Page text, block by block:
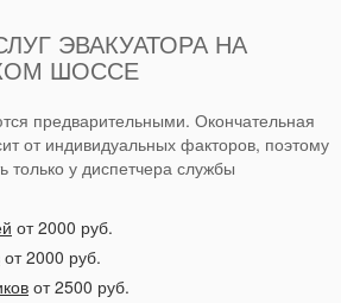
ЭВАКУАТОРА НА
ШОССЕ
предварительными. Окончательная
от индивидуальных факторов, поэтому
только у диспетчера службы
от 2000 руб.
от 2000 руб.
от 2500 руб.